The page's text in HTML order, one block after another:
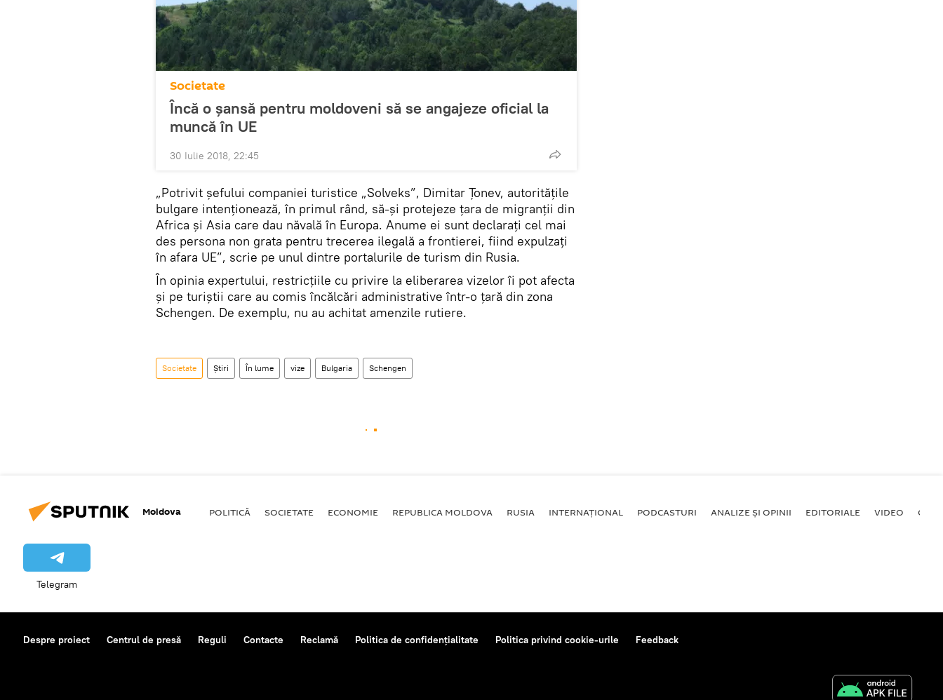
Societate
Încă o șansă pentru moldoveni să se angajeze oficial la
muncă în UE
30 Iulie 2018, 22:45
„Potrivit șefului companiei turistice „Solveks”, Dimitar Țonev, autoritățile
bulgare intenționează, în primul rând, să-și protejeze țara de migranții din
Africa și Asia care dau năvală în Europa. Anume ei sunt declarați cel mai
des persona non grata pentru trecerea ilegală a frontierei, fiind expulzați
în afara UE”, scrie pe unul dintre portalurile de turism din Rusia.
În opinia expertului, restricțiile cu privire la eliberarea vizelor îi pot afecta
și pe turiștii care au comis încălcări administrative într-o țară din zona
Schengen. De exemplu, nu au achitat amenzile rutiere.
Societate Știri În lume vize Bulgaria Schengen
Moldova POLITICĂ SOCIETATE ECONOMIE REPUBLICA MOLDOVA RUSIA INTERNAȚIONAL PODCASTURI ANALIZE ȘI OPINII EDITORIALE VIDEO
Telegram
Despre proiect Centrul de presă Reguli Contacte Reclamă Politica de confidențialitate Politica privind cookie-urile Feedback